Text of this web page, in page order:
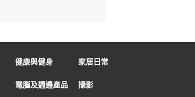
健康與健身 家居日常
電腦及週邊產品 攝影